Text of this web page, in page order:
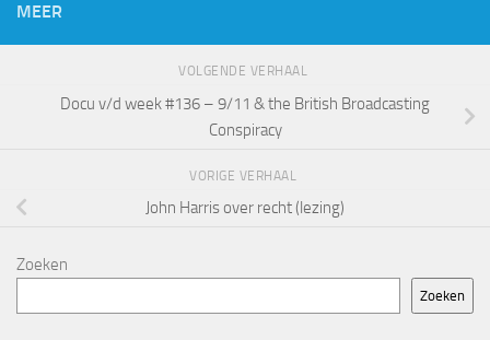
MEER
VOLGENDE VERHAAL
Docu v/d week #136 – 9/11 & the British Broadcasting
Conspiracy
VORIGE VERHAAL
John Harris over recht (lezing)
Zoeken
Zoeken